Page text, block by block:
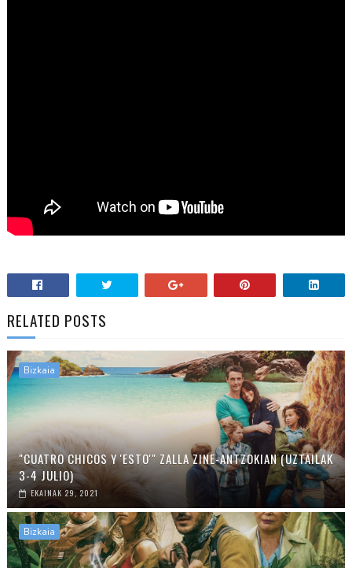
RELATED POSTS
Bizkaia
"CUATRO CHICOS Y 'ESTO'" ZALLA ZINE-ANTZOKIAN (UZTAILAK
3-4 JULIO)
EKAINAK 29, 2021
Bizkaia